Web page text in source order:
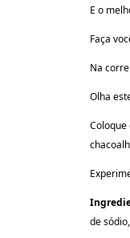
E o
Faça
Na
Olha
Coloque
de